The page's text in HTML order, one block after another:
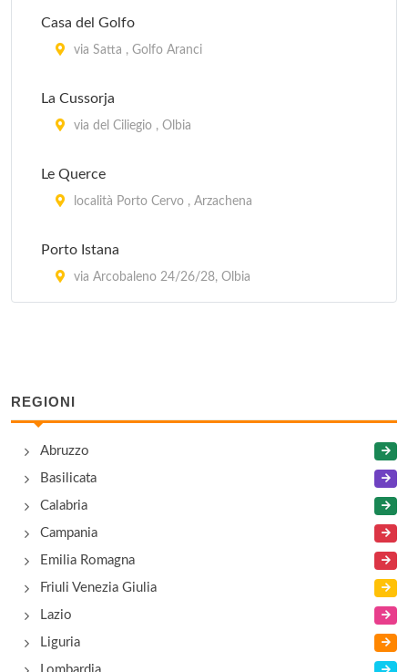
Casa del Golfo
via Satta , Golfo Aranci
La Cussorja
via del Ciliegio , Olbia
Le Querce
località Porto Cervo , Arzachena
Porto Istana
via Arcobaleno 24/26/28, Olbia
REGIONI
Abruzzo
Basilicata
Calabria
Campania
Emilia Romagna
Friuli Venezia Giulia
Lazio
Liguria